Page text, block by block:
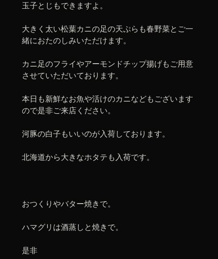
玉子とじもできますよ。
大きく太い松葉カニの足の天ぷらも春野菜とご一
緒におたのしみいただけます。
カニ足のフライやアーモンドチップ揚げもご用意
させていただいております。
本日も新鮮なお魚や活けのカニなどもございます
ので是非ご来店ください。
河豚の白子もいいのが入荷しております。
北海道から大きなホタテも入荷です。
おつくりやバター焼きで。
ハマグリは酒蒸しと焼きで。
是非